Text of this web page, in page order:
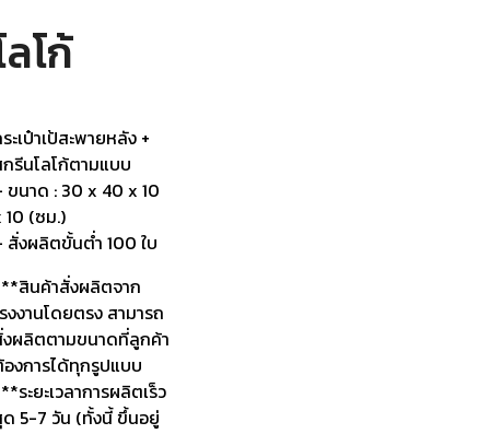
ลโก้
ะเป๋าเป้สะพายหลัง +
รีนโลโก้ตามแบบ
ขนาด : 30 x 40 x 10
10 (ซม.)
สั่งผลิตขั้นต่ำ 100 ใบ
สินค้าสั่งผลิตจาก
งงานโดยตรง สามารถ
ผลิตตามขนาดที่ลูกค้า
งการได้ทุกรูปแบบ
ระยะเวลาการผลิตเร็ว
5-7 วัน (ทั้งนี้ ขึ้นอยู่